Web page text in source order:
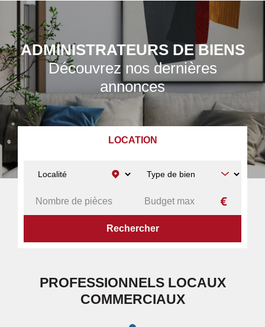
ADMINISTRATEURS DE BIENS
Découvrez nos dernières
annonces
LOCATION
PROFESSIONNELS LOCAUX COMMERCIAUX
PROFESSIONNELS LOCAUX
COMMERCIAUX